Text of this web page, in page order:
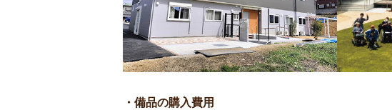
・備品の購入費用